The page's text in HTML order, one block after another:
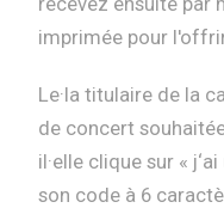
imprimée pour
Le·la titulaire de la
de concert
il·elle clique sur «
son code à 6